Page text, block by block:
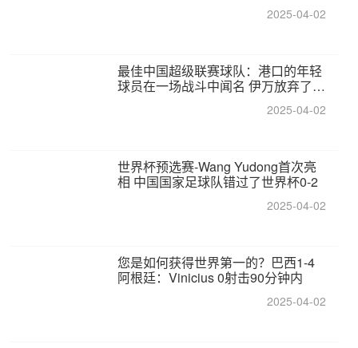
2025-04-02
最佳中国超级联赛球队：港口的年轻
球员在一场战斗中闻名 伊万放弃了泰
2025-04-02
世界杯预选赛-Wang Yudong首次亮
相 中国国家足球队错过了世界杯0-2
2025-04-02
您是如何获得世界第一的？巴西1-4
阿根廷：Vinicius 0射击90分钟内
2025-04-02